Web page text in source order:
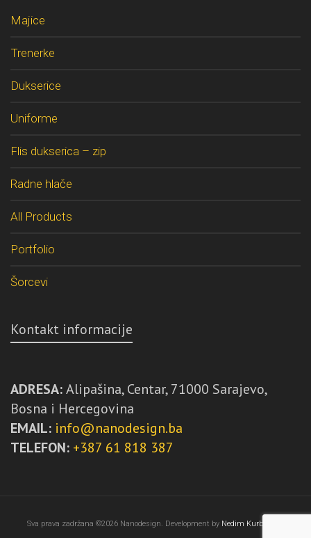
Majice
Trenerke
Dukserice
Uniforme
Flis dukserica – zip
Radne hlače
All Products
Portfolio
Šorcevi
Kontakt informacije
ADRESA:Alipašina, Centar, 71000 Sarajevo,
Bosna i Hercegovina
EMAIL: info@nanodesign.ba
TELEFON: +387 61 818 387
Sva prava zadržana ©2026 Nanodesign. Development by Nedim Kurbegović